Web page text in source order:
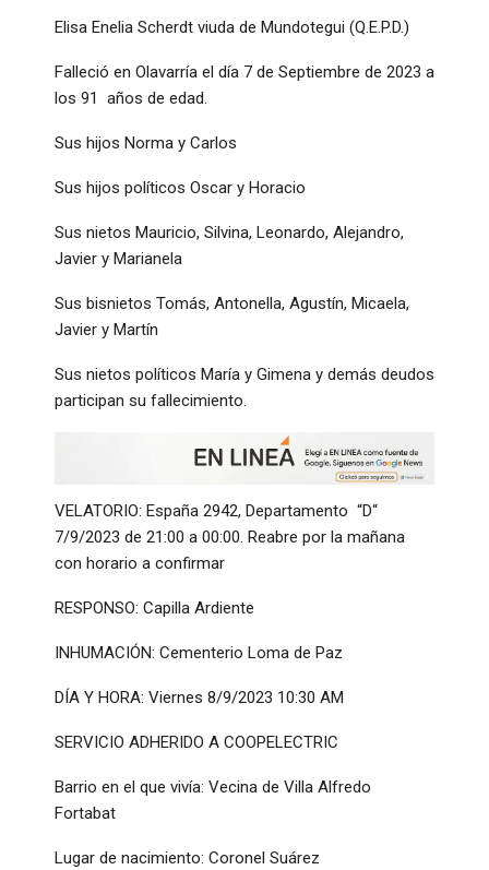
Elisa Enelia Scherdt viuda de Mundotegui (Q.E.P.D.)
Falleció en Olavarría el día 7 de Septiembre de 2023 a
los 91 años de edad.
Sus hijos Norma y Carlos
Sus hijos políticos Oscar y Horacio
Sus nietos Mauricio, Silvina, Leonardo, Alejandro,
Javier y Marianela
Sus bisnietos Tomás, Antonella, Agustín, Micaela,
Javier y Martín
Sus nietos políticos María y Gimena y demás deudos
participan su fallecimiento.
VELATORIO: España 2942, Departamento “D“
7/9/2023 de 21:00 a 00:00. Reabre por la mañana
con horario a confirmar
RESPONSO: Capilla Ardiente
INHUMACIÓN: Cementerio Loma de Paz
DÍA Y HORA: Viernes 8/9/2023 10:30 AM
SERVICIO ADHERIDO A COOPELECTRIC
Barrio en el que vivía: Vecina de Villa Alfredo
Fortabat
Lugar de nacimiento: Coronel Suárez